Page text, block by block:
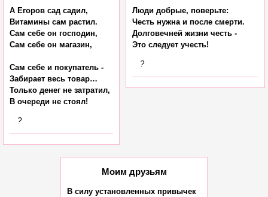
А Егоров сад садил,
Витамины сам растил.
Сам себе он господин,
Сам себе он магазин,
Сам себе и покупатель -
Забирает весь товар…
Только денег не затратил,
?
Люди добрые, поверьте:
Честь нужна и после смерти.
Долговечней жизни честь -
?
Моим друзьям
В силу установленных привычек